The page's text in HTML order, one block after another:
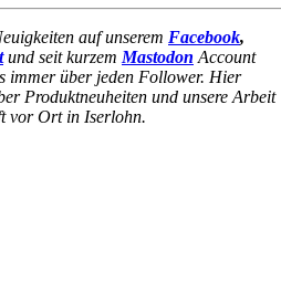
auf unserem Facebook,
und seit kurzemMastodon Account
immer über jeden Follower. Hier
Produktneuheiten und unsere Arbeit
vor Ort in Iserlohn.